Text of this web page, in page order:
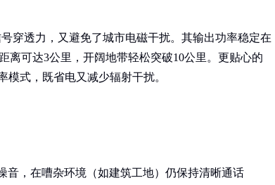
穿透力，又避免了城市电磁干扰。其输出功率稳定在
可达3公里，开阔地带轻松突破10公里。更贴心的
式，既省电又减少辐射干扰。
音，在嘈杂环境（如建筑工地）仍保持清晰通话